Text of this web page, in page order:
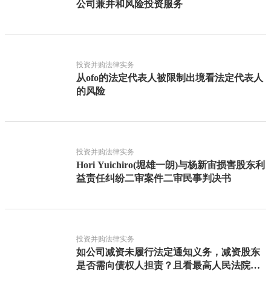
公司兼并和风险投资服务
投资并购法律实务
从ofo的法定代表人被限制出境看法定代表人
的风险
投资并购法律实务
Hori Yuichiro(堀雄一朗)与杨新宙损害股东利
益责任纠纷二审案件二审民事判决书
投资并购法律实务
如公司减资未履行法定通知义务，减资股东
是否需向债权人担责？且看最高人民法院怎